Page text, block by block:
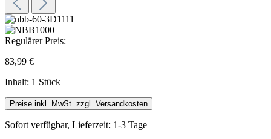
Regulärer Preis:
83,99 €
Inhalt: 1 Stück
Preise inkl. MwSt. zzgl. Versandkosten
Sofort verfügbar, Lieferzeit: 1-3 Tage